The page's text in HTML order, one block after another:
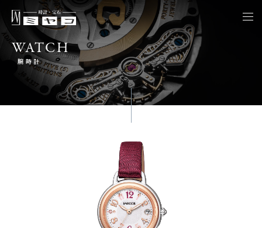
WATCH
腕時計